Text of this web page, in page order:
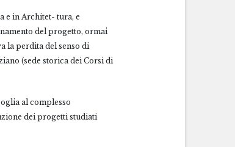
e in Architet- tura, e
del progetto, ormai
la perdita del senso di
(sede storica dei Corsi di
al complesso
dei progetti studiati